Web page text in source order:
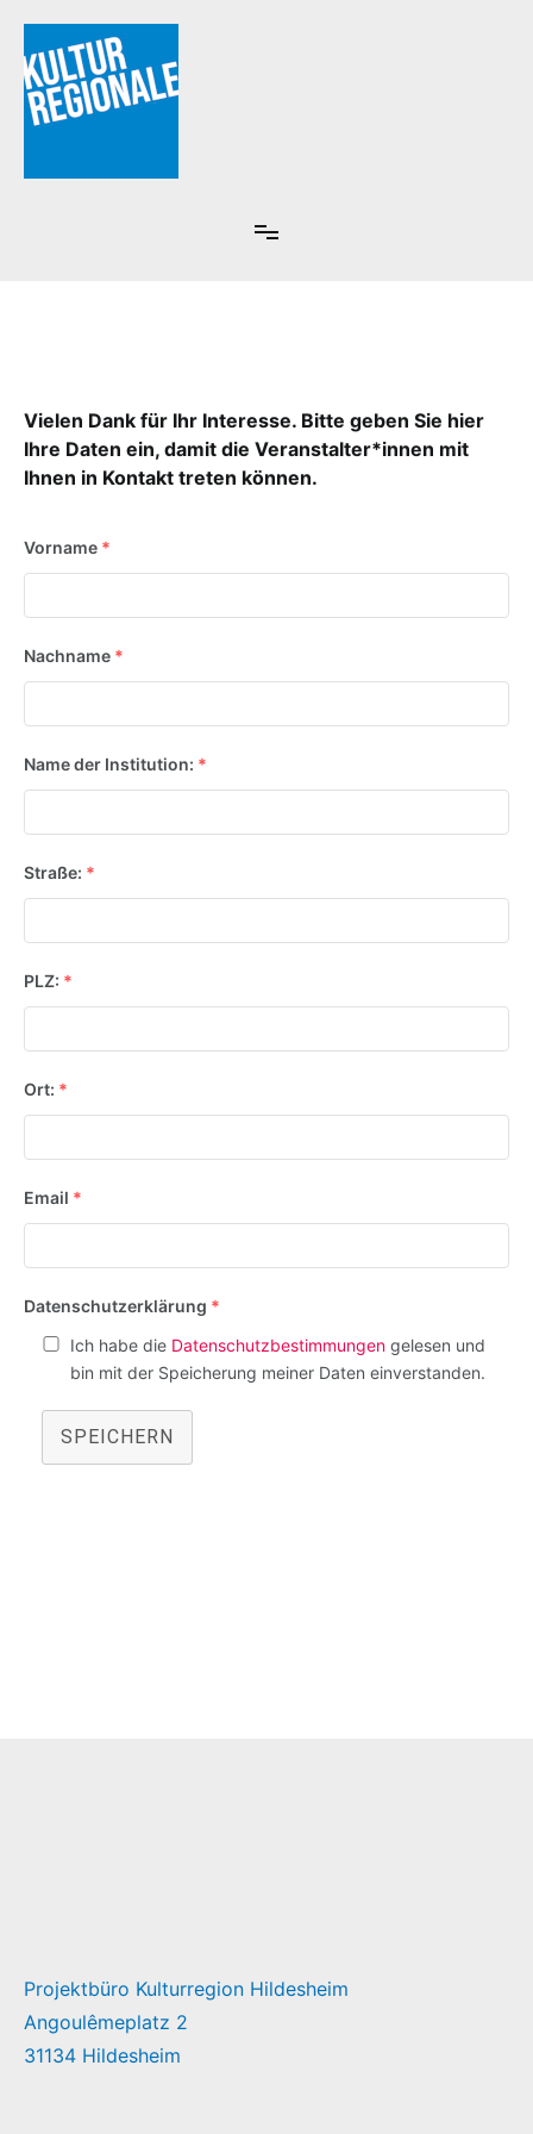
springen
Vielen Dank für Ihr Interesse. Bitte geben Sie hier
Ihre Daten ein, damit die Veranstalter*innen mit
Ihnen in Kontakt treten können.
Vorname *
Nachname *
Name der Institution: *
Straße: *
PLZ: *
Ort: *
Email *
Datenschutzerklärung *
Ich habe die Datenschutzbestimmungen gelesen und
bin mit der Speicherung meiner Daten einverstanden.
SPEICHERN
Projektbüro Kulturregion Hildesheim
Angoulêmeplatz 2
31134 Hildesheim